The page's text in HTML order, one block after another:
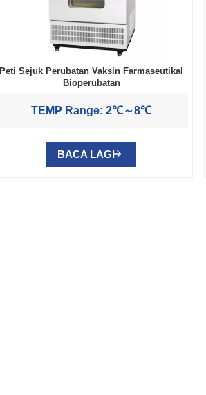
Peti Sejuk Perubatan Vaksin Farmaseutikal
Bioperubatan
TEMP Range: 2℃～8℃
BACA LAGI